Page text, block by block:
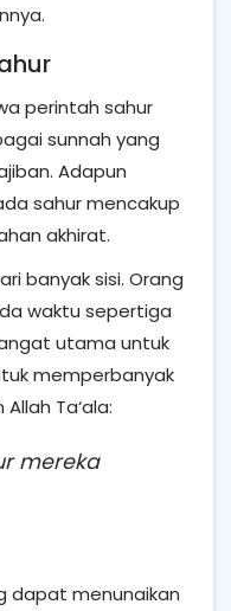
perintah sahur
sunnah yang
Adapun
sahur mencakup
akhirat.
banyak sisi. Orang
waktu sepertiga
utama untuk
memperbanyak
Ta‘ala:
mereka
dapat menunaikan